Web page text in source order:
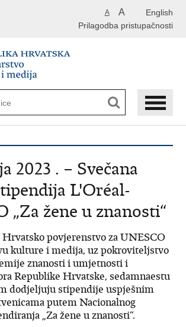
English
A A
Prilagodba pristupačnosti
2023 . – Svečana
L'Oréal-
„Za žene u znanosti“
povjerenstvo za UNESCO
kulture i medija, uz pokroviteljstvo
znanosti i umjetnosti i
Republike Hrvatske, sedamnaestu
dodjeljuju stipendije uspješnim
putem Nacionalnog
„Za žene u znanosti“.